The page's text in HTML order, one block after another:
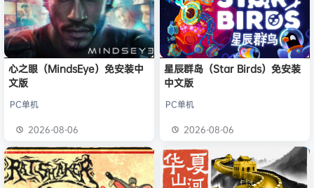
心之眼（MindsEye）免安装中
文版
PC单机
2026-08-06
星辰群岛（Star Birds）免安装
中文版
PC单机
2026-08-06